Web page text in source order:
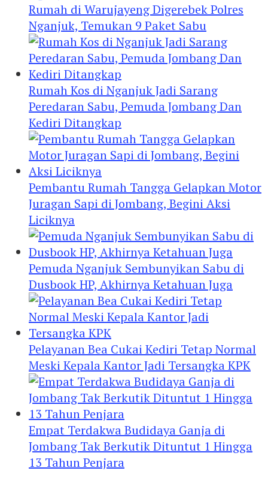
Rumah di Warujayeng Digerebek Polres
Nganjuk, Temukan 9 Paket Sabu
Rumah Kos di Nganjuk Jadi Sarang
Peredaran Sabu, Pemuda Jombang Dan
Kediri Ditangkap
Pembantu Rumah Tangga Gelapkan Motor
Juragan Sapi di Jombang, Begini Aksi
Liciknya
Pemuda Nganjuk Sembunyikan Sabu di
Dusbook HP, Akhirnya Ketahuan Juga
Pelayanan Bea Cukai Kediri Tetap Normal
Meski Kepala Kantor Jadi Tersangka KPK
Empat Terdakwa Budidaya Ganja di
Jombang Tak Berkutik Dituntut 1 Hingga
13 Tahun Penjara